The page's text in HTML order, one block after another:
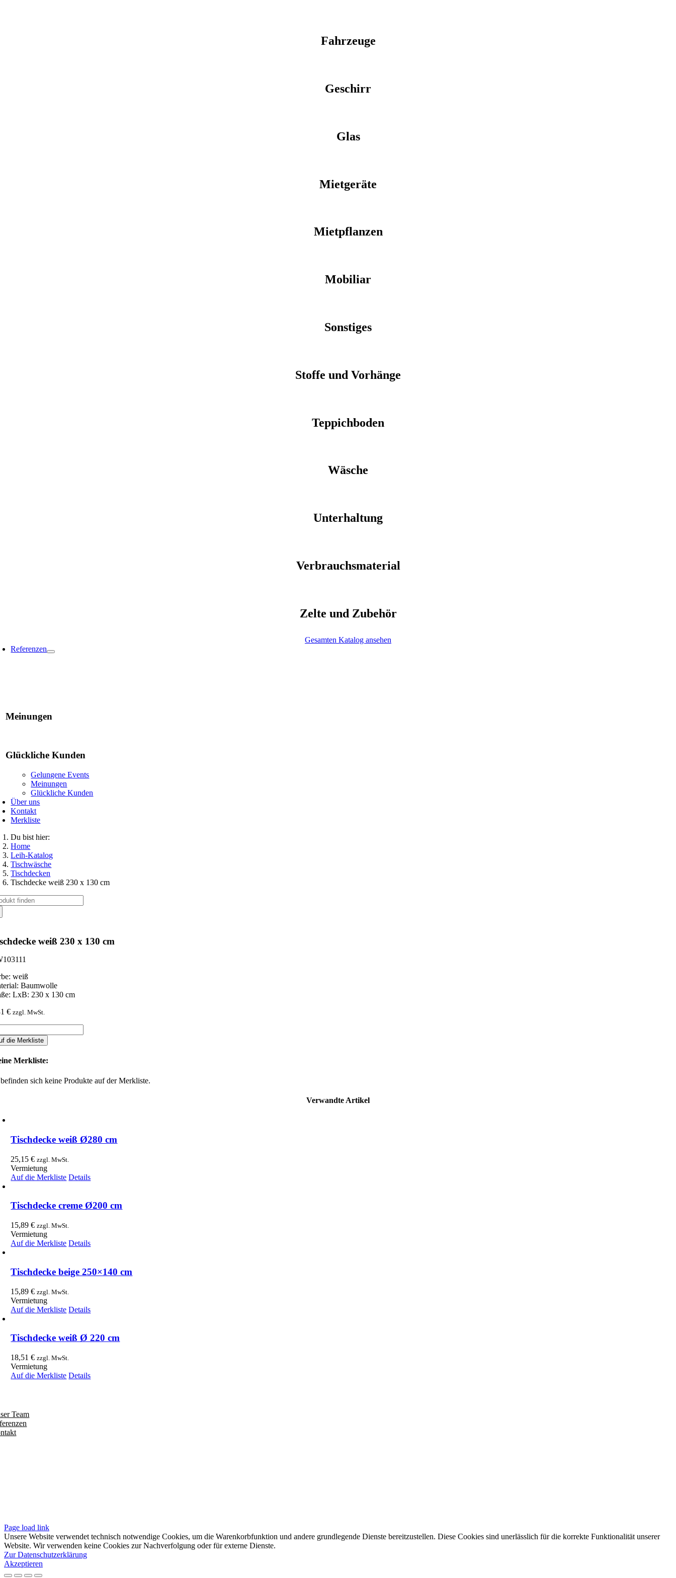
Fahrzeuge
Geschirr
Glas
Mietgeräte
Mietpflanzen
Mobiliar
Sonstiges
Stoffe und Vorhänge
Teppichboden
Wäsche
Unterhaltung
Verbrauchsmaterial
Zelte und Zubehör
Gesamten Katalog ansehen
Referenzen
Meinungen
Glückliche Kunden
Gelungene Events
Meinungen
Glückliche Kunden
Über uns
Kontakt
Merkliste
Du bist hier:
Home
Leih-Katalog
Tischwäsche
Tischdecken
Tischdecke weiß 230 x 130 cm
weiß 230 x 130 cm
weiß
Baumwolle
LxB: 230 x 130 cm
€ zzgl. MwSt.
die Merkliste
Merkliste:
sich keine Produkte auf der Merkliste.
Verwandte Artikel
Tischdecke weiß Ø280 cm
25,15€ zzgl. MwSt.
Vermietung
Auf die Merkliste Details
Tischdecke creme Ø200 cm
15,89€ zzgl. MwSt.
Vermietung
Auf die Merkliste Details
Tischdecke beige 250×140 cm
15,89€ zzgl. MwSt.
Vermietung
Auf die Merkliste Details
Tischdecke weiß Ø 220 cm
18,51€ zzgl. MwSt.
Vermietung
Auf die Merkliste Details
Team
Page load link
Unsere Website verwendet technisch notwendige Cookies, um die Warenkorbfunktion und andere grundlegende Dienste bereitzustellen. Diese Cookies sind unerlässlich für die korrekte Funktionalität unserer
Website. Wir verwenden keine Cookies zur Nachverfolgung oder für externe Dienste.
Zur Datenschutzerklärung
Akzeptieren